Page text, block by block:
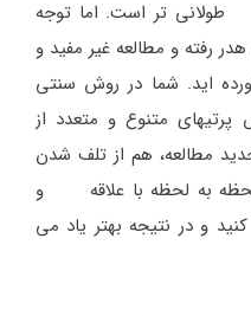
طولانی تر است. اما توجه
رفته و مطالعه غیر مفید و
اید. شما در روش سنتی
پرتیهای متنوع و متعدد از
مطالعه، هم از تلف شدن
به لحظه با علاقه و
و در نتیجه بهتر یاد می